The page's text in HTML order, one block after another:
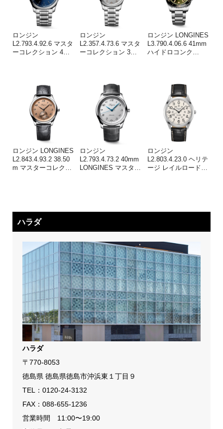
ロンジン
L2.793.4.92.6 マスタ
ーコレクション 4…
ロンジン
L2.357.4.73.6 マスタ
ーコレクション 3
ロンジン LONGINES
L3.790.4.06.6 41mm
ハイドロコンク
ロンジン LONGINES
L2.843.4.93.2 38.50
m マスターコレク …
ロンジン
L2.793.4.73.2 40mm
LONGINES マスタ …
ロンジン
L2.803.4.23.0 ヘリテ
ージ レイルロード…
ハラダ
ハラダ
〒770-8053
徳島県 徳島県徳島市沖浜東１丁目９
TEL： 0120-24-3132
FAX：088-655-1236
営業時間 11:00〜19:00